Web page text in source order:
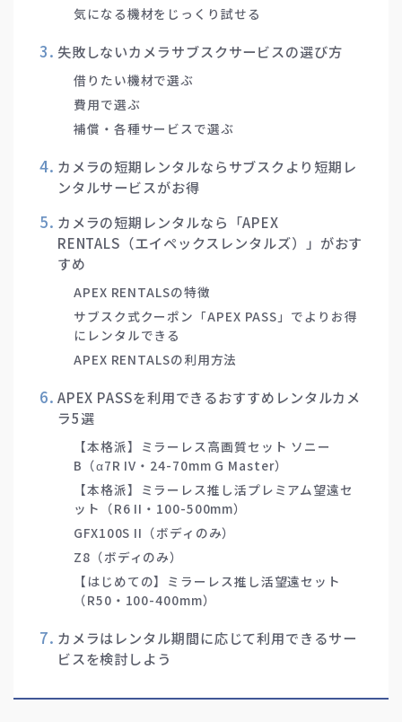
気になる機材をじっくり試せる
失敗しないカメラサブスクサービスの選び方
借りたい機材で選ぶ
費用で選ぶ
補償・各種サービスで選ぶ
カメラの短期レンタルならサブスクより短期レ
ンタルサービスがお得
カメラの短期レンタルなら「APEX
RENTALS（エイペックスレンタルズ）」がおす
すめ
APEX RENTALSの特徴
サブスク式クーポン「APEX PASS」でよりお得
にレンタルできる
APEX RENTALSの利用方法
APEX PASSを利用できるおすすめレンタルカメ
ラ5選
【本格派】ミラーレス高画質セット ソニー
B（α7R IV・24-70mm G Master）
【本格派】ミラーレス推し活プレミアム望遠セ
ット（R6 II・100-500mm）
GFX100S II（ボディのみ）
Z8（ボディのみ）
【はじめての】ミラーレス推し活望遠セット
（R50・100-400mm）
カメラはレンタル期間に応じて利用できるサー
ビスを検討しよう